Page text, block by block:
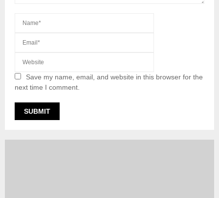
Save my name, email, and website in this browser for the
next time I comment.